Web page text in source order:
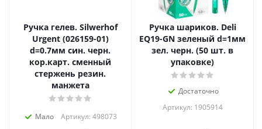
Ручка гелев. Silwerhof
Urgent (026159-01)
d=0.7мм син. черн.
кор.карт. сменный
стержень резин.
манжета
Мало Артикул: 498073
Ручка шариков. Deli
EQ19-GN зеленый d=1мм
зел. черн. (50 шт. в
упаковке)
Достаточно
Артикул: 1905914